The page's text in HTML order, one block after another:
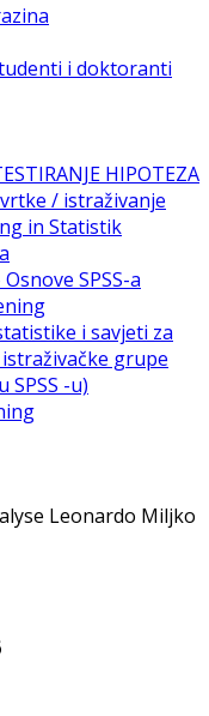
i doktoranti
HIPOTEZA
/ istraživanje
in Statistik
SPSS-a
i savjeti za
grupe
SPSS -u)
Leonardo Miljko